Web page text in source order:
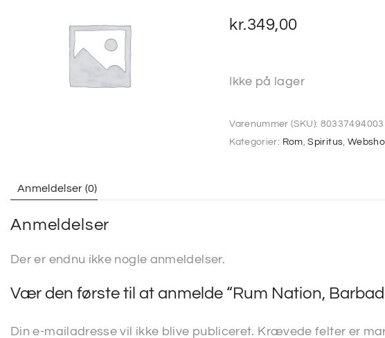
kr.349,00
Ikke på lager
Varenummer (SKU):
Kategorier: Rom,Spiritus,
Anmeldelser (0)
Anmeldelser
Der er endnu ikke nogle anmeldelser.
Vær den første til at anmelde “Rum Nation,
Din e-mailadresse vil ikke blive publiceret. Krævede felter er